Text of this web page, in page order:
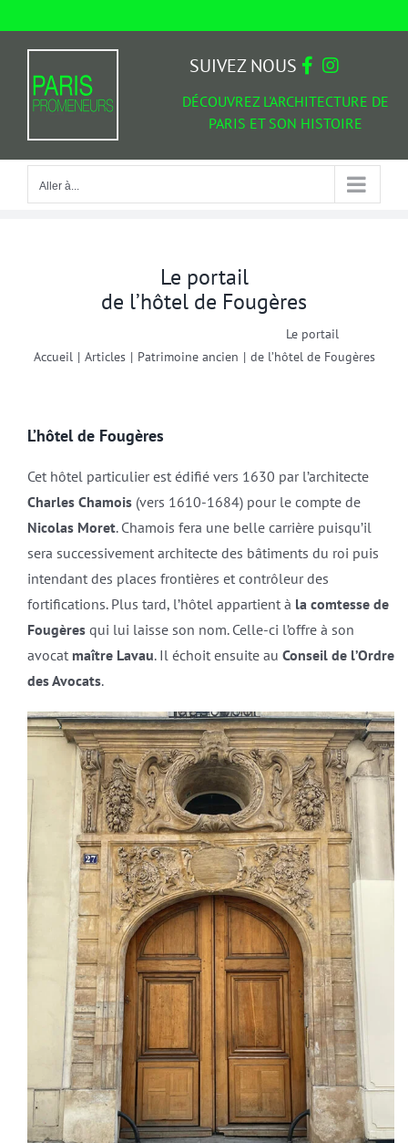
Aller à...
DÉCOUVREZ L'ARCHITECTURE DE
PARIS ET SON HISTOIRE
SUIVEZ NOUS
Aller à...
Le portail
de l’hôtel de Fougères
Accueil | Articles | Patrimoine ancien |
Le portail
de l’hôtel de Fougères
L’hôtel de Fougères
Cet hôtel particulier est édifié vers 1630 par l’architecte
Charles Chamois(vers 1610-1684) pour le compte de
Nicolas Moret. Chamois fera une belle carrière puisqu’il
sera successivement architecte des bâtiments du roi puis
intendant des places frontières et contrôleur des
fortifications. Plus tard, l’hôtel appartient à la comtesse de
Fougèresqui lui laisse son nom. Celle-ci l’offre à son
avocat maître Lavau. Il échoit ensuite au Conseil de l’Ordre
des Avocats.